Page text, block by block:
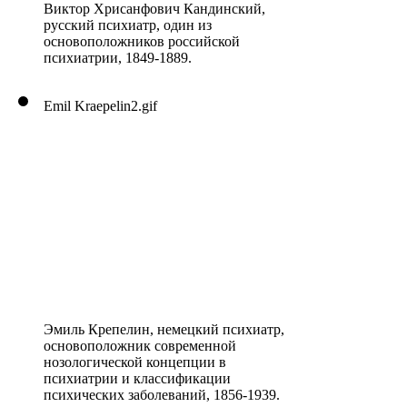
Виктор Хрисанфович Кандинский,
русский психиатр, один из
основоположников российской
психиатрии, 1849-1889.
Emil Kraepelin2.gif
Эмиль Крепелин, немецкий психиатр,
основоположник современной
нозологической концепции в
психиатрии и классификации
психических заболеваний, 1856-1939.